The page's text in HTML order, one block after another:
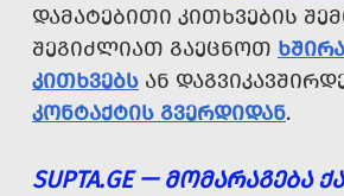
ᲓᲐᲛᲐᲢᲔᲑᲘᲗᲘ ᲙᲘᲗᲮᲕᲔᲑᲘᲡ
ᲨᲔᲒᲘᲫᲚᲘᲐᲗ ᲒᲐᲔᲪᲜᲝᲗ
ᲙᲘᲗᲮᲕᲔᲑᲡ ᲐᲜ
ᲙᲝᲜᲢᲐᲥᲢᲘᲡ ᲒᲕᲔᲠᲓᲘᲓᲐᲜ.
SUPTA.GE — ᲛᲝᲛᲐᲠᲐᲒᲔᲑᲐ